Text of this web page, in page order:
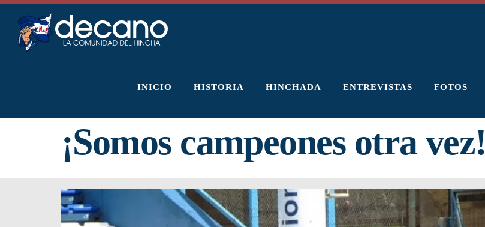
Saltar
contenido
INICIO HISTORIA HINCHADA ENTREVISTAS FOTOS
¡Somos campeones otra vez!